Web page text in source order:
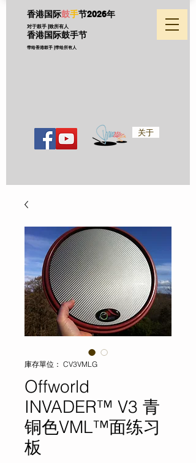
香港国际鼓手节2026年
对于鼓手 |致所有人
香港国际鼓手节
带给香港鼓手 |带给所有人
关于
庫存單位： CV3VMLG
Offworld
INVADER™ V3 青
铜色VML™面练习
板